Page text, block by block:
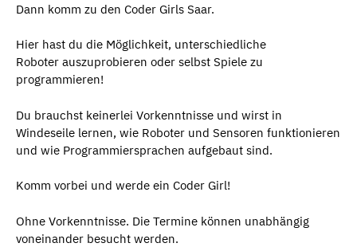
Dann komm zu den Coder Girls Saar.
Hier hast du die Möglichkeit, unterschiedliche
Roboter auszuprobieren oder selbst Spiele zu
programmieren!
Du brauchst keinerlei Vorkenntnisse und wirst in
Windeseile lernen, wie Roboter und Sensoren funktionieren
und wie Programmiersprachen aufgebaut sind.
Komm vorbei und werde ein Coder Girl!
Ohne Vorkenntnisse. Die Termine können unabhängig
voneinander besucht werden.